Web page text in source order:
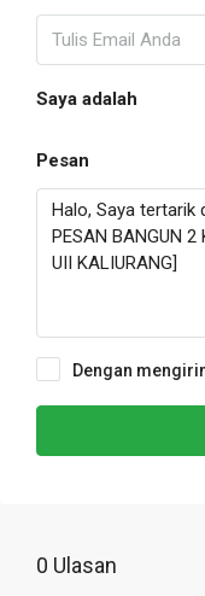
Saya adalah
Pesan
Dengan
0 Ulasan